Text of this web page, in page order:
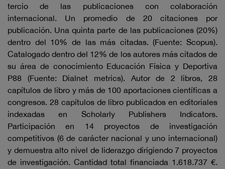
tercio de las publicaciones con colaboración
internacional. Un promedio de 20 citaciones por
publicación. Una quinta parte de las publicaciones (20%)
dentro del 10% de las más citadas. (Fuente: Scopus).
Catalogado dentro del 12% de los autores más citados de
su área de conocimiento Educación Física y Deportiva
P88 (Fuente: Dialnet metrics). Autor de 2 libros, 28
capítulos de libro y más de 100 aportaciones científicas a
congresos. 28 capítulos de libro publicados en editoriales
indexadas en Scholarly Publishers Indicators.
Participación en 14 proyectos de investigación
competitivos (6 de carácter nacional y uno internacional)
y demuestra alto nivel de liderazgo dirigiendo 7 proyectos
de investigación. Cantidad total financiada 1.618.737 €.